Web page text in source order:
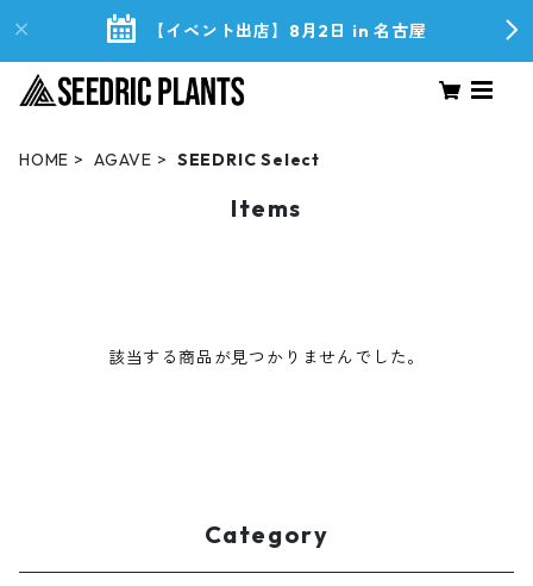
【イベント出店】8月2日 in 名古屋
HOME AGAVE SEEDRIC Select
Items
該当する商品が見つかりませんでした。
Category